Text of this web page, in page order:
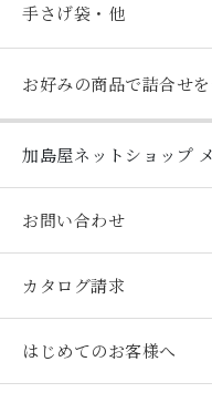
手さげ袋・他
お好みの商品で詰合せ
加島屋ネットショップ
お問い合わせ
カタログ請求
はじめてのお客様へ